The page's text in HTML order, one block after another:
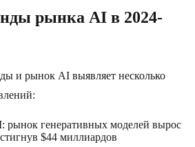
рынка AI в 2024-
и рынок AI выявляет несколько
: рынок генеративных моделей вырос
$44 миллиардов